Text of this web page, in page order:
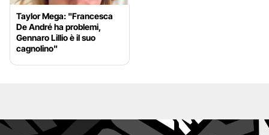
Taylor Mega: "Francesca
De André ha problemi,
Gennaro Lillio è il suo
cagnolino"